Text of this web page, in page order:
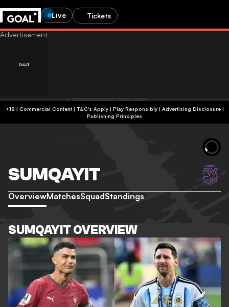
Live Tickets
+18 | Commercial Content | T&C's Apply | Play Responsibly| Advertising Disclosure|
Publishing Principles
SUMQAYIT
OverviewMatchesSquadStandings
SUMQAYIT OVERVIEW